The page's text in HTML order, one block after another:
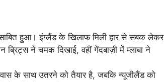
हुआ। इंग्लैंड के खिलाफ मिली हार से सबक लेकर
ने चमक दिखाई, वहीं गेंदबाज़ी में म्लाबा ने
के साथ उतरने को तैयार है, जबकि न्यूजीलैंड को